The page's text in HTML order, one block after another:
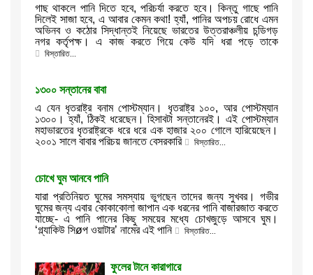
গাছ থাকলে পানি দিতে হবে, পরিচর্যা করতে হবে। কিন্তু গাছে পানি
দিলেই সাজা হবে, এ আবার কেমন কথা! হ্যাঁ, পানির অপচয় রোধে এমন
অভিনব ও কঠোর সিদ্ধান্তই নিয়েছে ভারতের উত্তরাঞ্চলীয় চন্ডিগড়
নগর কর্তৃপক্ষ। এ কাজ করতে গিয়ে কেউ যদি ধরা পড়ে তাকে
বিস্তারিত...
১৩০০ সন্তানের বাবা
এ যেন ধৃতরাষ্ট্র বনাম পোস্টম্যান। ধৃতরাষ্ট্র ১০০, আর পোস্টম্যান
১৩০০। হ্যাঁ, ঠিকই ধরেছেন। হিসাবটা সন্তানেরই। এই পোস্টম্যান
মহাভারতের ধৃতরাষ্ট্রকে ধরে ধরে এক হাজার ২০০ গোলে হারিয়েছেন।
২০০১ সালে বাবার পরিচয় জানতে বেসরকারি
বিস্তারিত...
চোখে ঘুম আনবে পানি
যারা প্রতিনিয়ত ঘুমের সমস্যায় ভুগছেন তাদের জন্য সুখবর। গভীর
ঘুমের জন্য এবার কোকাকোলা জাপান এক ধরনের পানি বাজারজাত করতে
যাচ্ছে- এ পানি পানের কিছু সময়ের মধ্যে চোখজুড়ে আসবে ঘুম।
‘গ্ল্যাকিউ সিøপ ওয়াটার’ নামের এই পানি
বিস্তারিত...
ফুলের টানে কারাগারে